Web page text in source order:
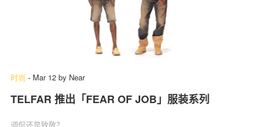
时尚 - Mar 12 by Near
TELFAR 推出「FEAR OF JOB」服装系列
调侃还是致敬？